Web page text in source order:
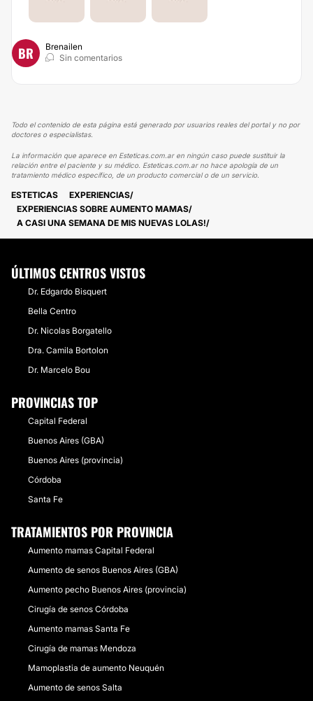
BR
Brenailen
Sin comentarios
Todo el contenido de esta página está generado por usuarios reales del portal y no por
doctores o especialistas.
La información que aparece en Esteticas.com.ar en ningún caso puede sustituir la
relación entre el paciente y su médico. Esteticas.com.ar no hace apología de un
tratamiento médico específico, de un producto comercial o de un servicio.
ESTETICAS
EXPERIENCIAS
EXPERIENCIAS SOBRE AUMENTO MAMAS
A CASI UNA SEMANA DE MIS NUEVAS LOLAS!
ÚLTIMOS CENTROS VISTOS
Dr. Edgardo Bisquert
Bella Centro
Dr. Nicolas Borgatello
Dra. Camila Bortolon
Dr. Marcelo Bou
PROVINCIAS TOP
Capital Federal
Buenos Aires (GBA)
Buenos Aires (provincia)
Córdoba
Santa Fe
TRATAMIENTOS POR PROVINCIA
Aumento mamas Capital Federal
Aumento de senos Buenos Aires (GBA)
Aumento pecho Buenos Aires (provincia)
Cirugía de senos Córdoba
Aumento mamas Santa Fe
Cirugía de mamas Mendoza
Mamoplastia de aumento Neuquén
Aumento de senos Salta